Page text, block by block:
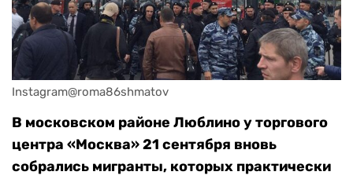
Instagram@roma86shmatov
В московском районе Люблино у торгового
центра «Москва» 21 сентября вновь
собрались мигранты, которых практически